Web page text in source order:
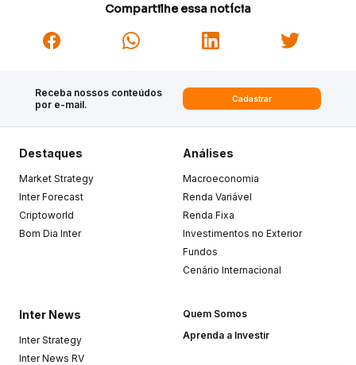
Compartilhe essa notícia
Receba nossos conteúdos
por e-mail.
Cadastrar
Destaques
Market Strategy
Inter Forecast
Criptoworld
Bom Dia Inter
Análises
Macroeconomia
Renda Variável
Renda Fixa
Investimentos no Exterior
Fundos
Cenário Internacional
Inter News
Inter Strategy
Inter News RV
Quem Somos
Aprenda a Investir